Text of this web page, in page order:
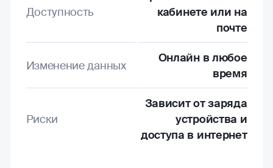
Доступность
кабинете или на
почте
Изменение данных
Онлайн в любое
время
Риски
Зависит от заряда
устройства и
доступа в интернет